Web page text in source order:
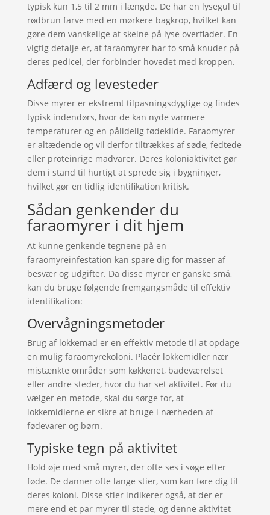
typisk kun 1,5 til 2 mm i længde. De har en lysegul til
rødbrun farve med en mørkere bagkrop, hvilket kan
gøre dem vanskelige at skelne på lyse overflader. En
vigtig detalje er, at faraomyrer har to små knuder på
deres pedicel, der forbinder hovedet med kroppen.
Adfærd og levesteder
Disse myrer er ekstremt tilpasningsdygtige og findes
typisk indendørs, hvor de kan nyde varmere
temperaturer og en pålidelig fødekilde. Faraomyrer
er altædende og vil derfor tiltrækkes af søde, fedtede
eller proteinrige madvarer. Deres koloniaktivitet gør
dem i stand til hurtigt at sprede sig i bygninger,
hvilket gør en tidlig identifikation kritisk.
Sådan genkender du
faraomyrer i dit hjem
At kunne genkende tegnene på en
faraomyreinfestation kan spare dig for masser af
besvær og udgifter. Da disse myrer er ganske små,
kan du bruge følgende fremgangsmåde til effektiv
identifikation:
Overvågningsmetoder
Brug af lokkemad er en effektiv metode til at opdage
en mulig faraomyrekoloni. Placér lokkemidler nær
mistænkte områder som køkkenet, badeværelset
eller andre steder, hvor du har set aktivitet. Før du
vælger en metode, skal du sørge for, at
lokkemidlerne er sikre at bruge i nærheden af ​​
fødevarer og børn.
Typiske tegn på aktivitet
Hold øje med små myrer, der ofte ses i søge efter
føde. De danner ofte lange stier, som kan føre dig til
deres koloni. Disse stier indikerer også, at der er
mere end et par myrer til stede, og denne aktivitet